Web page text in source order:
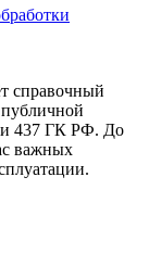
справочный
437 ГК РФ. До
важных